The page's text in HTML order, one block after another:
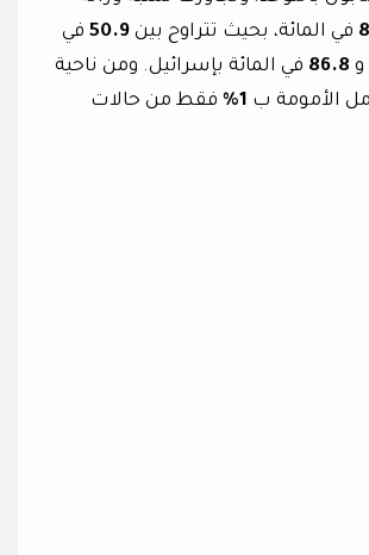
في المائة، بحيث تتراوح بين 50.9 في
و 86.8 في المائة بإسرائيل. ومن ناحية
الأمومة ب 1%
فقط من حالات